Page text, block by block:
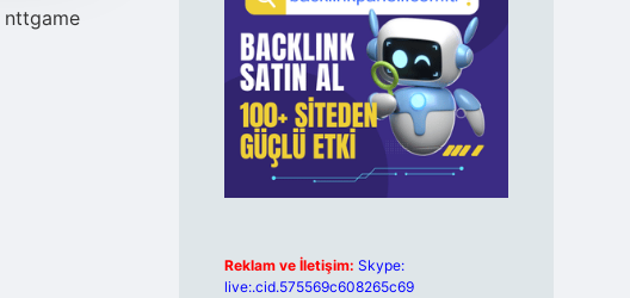
nttgame
Reklam ve İletişim: Skype:
live:.cid.575569c608265c69